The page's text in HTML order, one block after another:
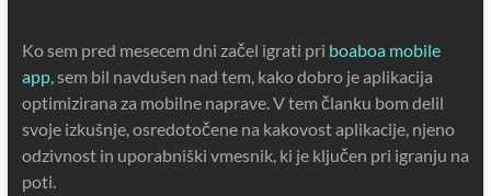
change
Ko sem pred mesecem dni začel igrati pri boaboa mobile
app, sem bil navdušen nad tem, kako dobro je aplikacija
optimizirana za mobilne naprave. V tem članku bom delil
svoje izkušnje, osredotočene na kakovost aplikacije, njeno
odzivnost in uporabniški vmesnik, ki je ključen pri igranju na
poti.